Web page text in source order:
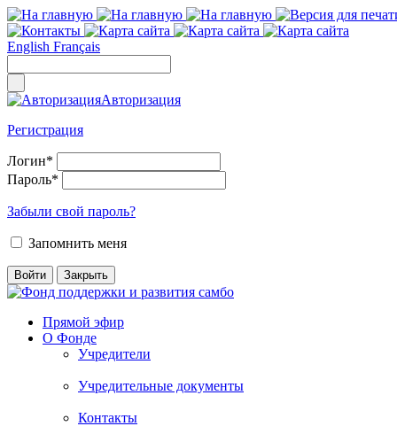
English Français
Авторизация
Регистрация
Логин*
Пароль*
Забыли свой пароль?
Запомнить меня
Прямой эфир
О Фонде
Учредители
Учредительные документы
Контакты